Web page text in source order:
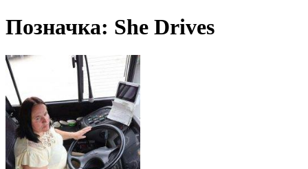
Позначка: She Drives